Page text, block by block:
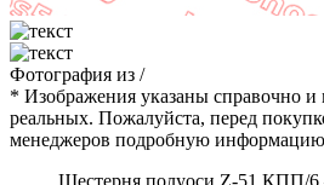
Фотография из /
* Изображения указаны справочно и
реальных. Пожалуйста, перед
менеджеров подробную информацию
Шестерня полуоси Z-51 КПП/6